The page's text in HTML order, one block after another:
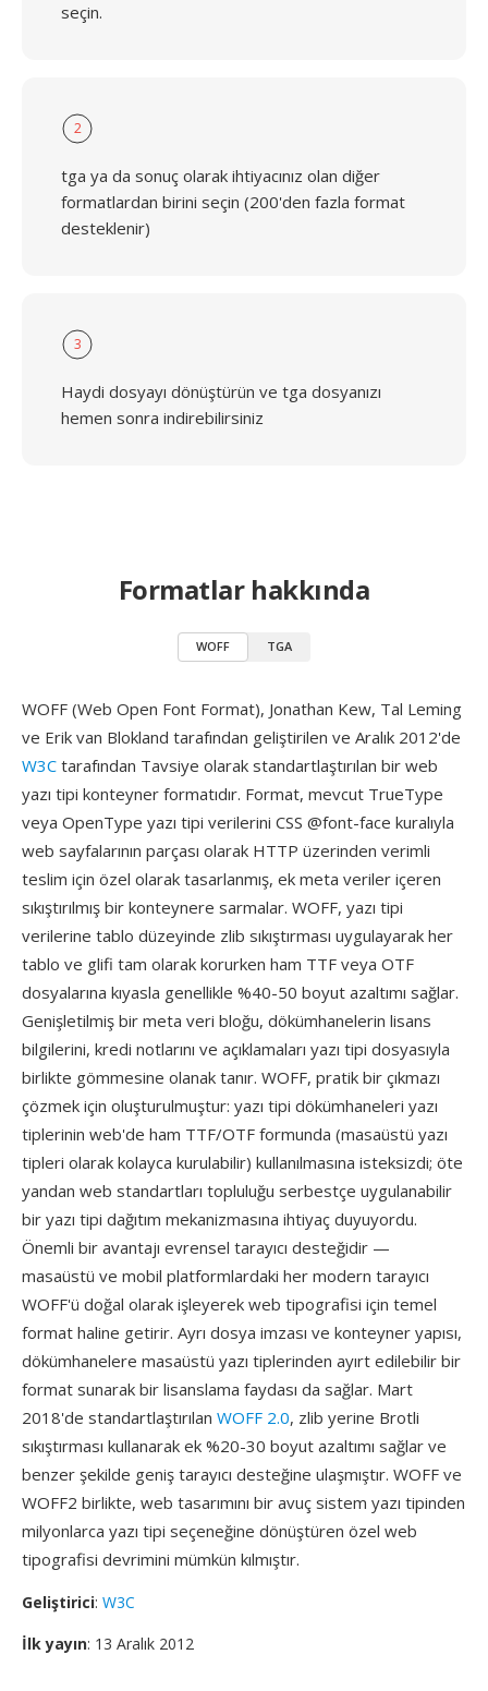
seçin.
2
tga ya da sonuç olarak ihtiyacınız olan diğer
formatlardan birini seçin (200'den fazla format
desteklenir)
3
Haydi dosyayı dönüştürün ve tga dosyanızı
hemen sonra indirebilirsiniz
Formatlar hakkında
WOFF TGA
WOFF (Web Open Font Format), Jonathan Kew, Tal Leming
ve Erik van Blokland tarafından geliştirilen ve Aralık 2012'de
W3C tarafından Tavsiye olarak standartlaştırılan bir web
yazı tipi konteyner formatıdır. Format, mevcut TrueType
veya OpenType yazı tipi verilerini CSS @font-face kuralıyla
web sayfalarının parçası olarak HTTP üzerinden verimli
teslim için özel olarak tasarlanmış, ek meta veriler içeren
sıkıştırılmış bir konteynere sarmalar. WOFF, yazı tipi
verilerine tablo düzeyinde zlib sıkıştırması uygulayarak her
tablo ve glifi tam olarak korurken ham TTF veya OTF
dosyalarına kıyasla genellikle %40-50 boyut azaltımı sağlar.
Genişletilmiş bir meta veri bloğu, dökümhanelerin lisans
bilgilerini, kredi notlarını ve açıklamaları yazı tipi dosyasıyla
birlikte gömmesine olanak tanır. WOFF, pratik bir çıkmazı
çözmek için oluşturulmuştur: yazı tipi dökümhaneleri yazı
tiplerinin web'de ham TTF/OTF formunda (masaüstü yazı
tipleri olarak kolayca kurulabilir) kullanılmasına isteksizdi; öte
yandan web standartları topluluğu serbestçe uygulanabilir
bir yazı tipi dağıtım mekanizmasına ihtiyaç duyuyordu.
Önemli bir avantajı evrensel tarayıcı desteğidir —
masaüstü ve mobil platformlardaki her modern tarayıcı
WOFF'ü doğal olarak işleyerek web tipografisi için temel
format haline getirir. Ayrı dosya imzası ve konteyner yapısı,
dökümhanelere masaüstü yazı tiplerinden ayırt edilebilir bir
format sunarak bir lisanslama faydası da sağlar. Mart
2018'de standartlaştırılan WOFF 2.0, zlib yerine Brotli
sıkıştırması kullanarak ek %20-30 boyut azaltımı sağlar ve
benzer şekilde geniş tarayıcı desteğine ulaşmıştır. WOFF ve
WOFF2 birlikte, web tasarımını bir avuç sistem yazı tipinden
milyonlarca yazı tipi seçeneğine dönüştüren özel web
tipografisi devrimini mümkün kılmıştır.
Geliştirici: W3C
İlk yayın: 13 Aralık 2012